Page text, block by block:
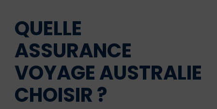
QUELLE
ASSURANCE
VOYAGE AUSTRALIE
CHOISIR ?